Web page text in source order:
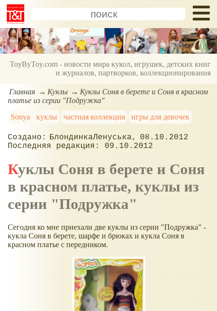
ToyByToy.com - новости мира кукол, игрушек, детских книг
и журналов, партворков, коллекционирования
Главная Куклы
Куклы Соня в берете и Соня в красном
платье из серии "Подружка"
Sonya
куклы частная коллекция игры для девочек
БлондинкаЛенуська
08.10.2012
09.10.2012
Куклы Соня в берете и Соня
в красном платье, куклы из
серии "Подружка"
Сегодня ко мне приехали две куклы из серии "Подружка" -
кукла Соня в берете, шарфе и брюках и кукла Соня в
красном платье с передником.